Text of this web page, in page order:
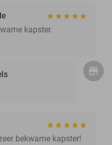
kapster.
bekwame kapster!